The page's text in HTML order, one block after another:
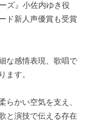
ズ』小佐内ゆき役
ド新人声優賞も受賞
な感情表現、歌唱で
ます。
らかい空気を支え、
と演技で伝える存在